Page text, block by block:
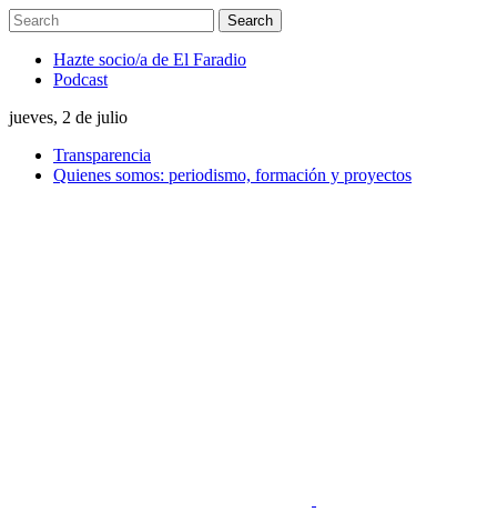
Hazte socio/a de El Faradio
Podcast
jueves, 2 de julio
Transparencia
Quienes somos: periodismo, formación y proyectos